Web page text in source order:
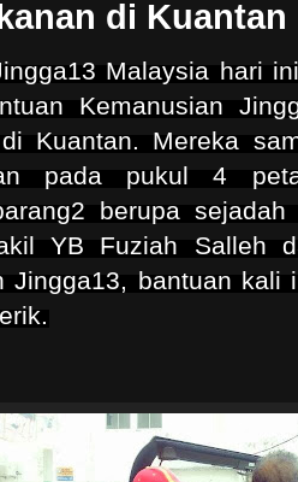
di Kuantan
Malaysia hari
Kemanusian
Kuantan. Mereka
pada pukul 4
berupa
YB Fuziah Salleh
Jingga13, bantuan kali